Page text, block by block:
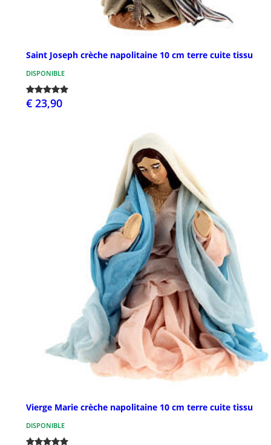
Saint Joseph crèche napolitaine 10 cm terre cuite tissu
DISPONIBLE
€ 23,90
Vierge Marie crèche napolitaine 10 cm terre cuite tissu
DISPONIBLE